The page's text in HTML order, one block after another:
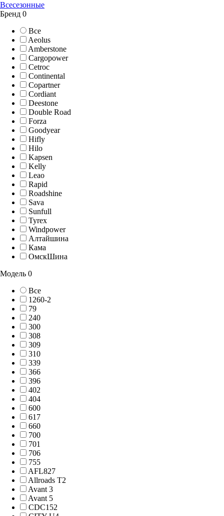
Всесезонные
Бренд 0
Все
Aeolus
Amberstone
Cargopower
Cetroc
Continental
Copartner
Cordiant
Deestone
Double Road
Forza
Goodyear
Hifly
Hilo
Kapsen
Kelly
Leao
Rapid
Roadshine
Sava
Sunfull
Tyrex
Windpower
Алтайшина
Кама
ОмскШина
Модель 0
Все
1260-2
79
240
300
308
309
310
339
366
396
402
404
600
617
660
700
701
706
755
AFL827
Allroads T2
Avant 3
Avant 5
CDC152